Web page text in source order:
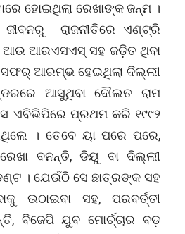
ହୋଇଥିଲା ରେଖାଙ୍କ ଜନ୍ମ ।
ଜୀବନରୁ ରାଜନୀତିରେ ଏଣ୍ଟ୍ରି
ଆଉ ଆରଏସଏସ୍ ସହ ଜଡ଼ିତ ଥିବା
ସଫର୍ ଆରମ୍ଭ ହେଇଥିଲା ଦିଲ୍ଲୀ
ଆସୁଥିବା ଦୌଲତ ରାମ
ଏବିଭିପିରେ ପ୍ରଥମ କରି ୧୯୯୨
। ତେବେ ୟା ପରେ ପରେ,
ରେଖା ବନନ୍ତି, ଡିୟୁ ବା ଦିଲ୍ଲୀ
। ଯେଉଁଠି ସେ ଛାତ୍ରଙ୍କ ସହ
ଉଠାଇବା ସହ, ପରବର୍ତ୍ତୀ
ବିଜେପି ଯୁବ ମୋର୍ଚ୍ଚାର ବଡ଼